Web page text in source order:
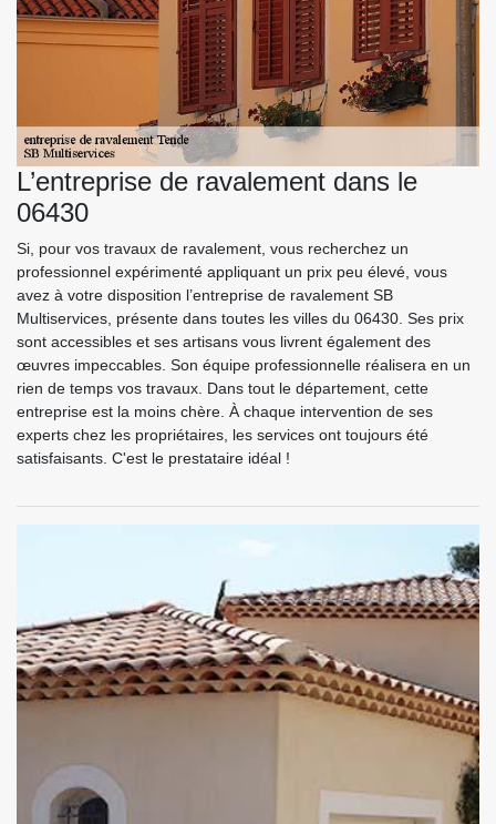
L’entreprise de ravalement dans le
06430
Si, pour vos travaux de ravalement, vous recherchez un
professionnel expérimenté appliquant un prix peu élevé, vous
avez à votre disposition l’entreprise de ravalement SB
Multiservices, présente dans toutes les villes du 06430. Ses prix
sont accessibles et ses artisans vous livrent également des
œuvres impeccables. Son équipe professionnelle réalisera en un
rien de temps vos travaux. Dans tout le département, cette
entreprise est la moins chère. À chaque intervention de ses
experts chez les propriétaires, les services ont toujours été
satisfaisants. C'est le prestataire idéal !